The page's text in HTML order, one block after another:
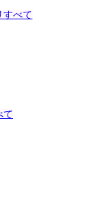
すべて
て